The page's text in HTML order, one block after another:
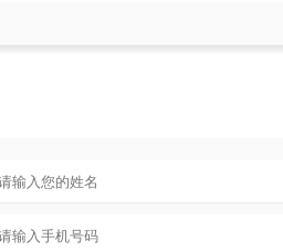
精细，像我妈不吃肉，报名的时候提